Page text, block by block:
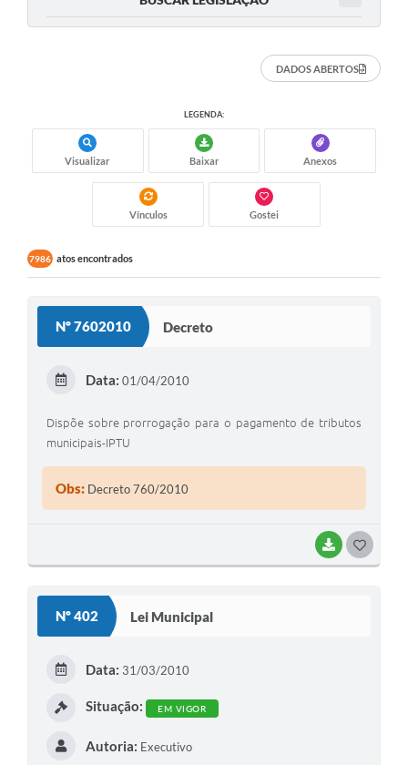
DADOS ABERTOS
LEGENDA:
Visualizar Baixar Anexos
Vínculos Gostei
7986 atos encontrados
Nº 7602010 Decreto
BAIXAR
Data: 01/04/2010
Dispõe sobre prorrogação para o pagamento de tributos
municipais-IPTU
Obs: Decreto 760/2010
Nº 402 Lei Municipal
Data: 31/03/2010
Situação: EM VIGOR
Autoria: Executivo